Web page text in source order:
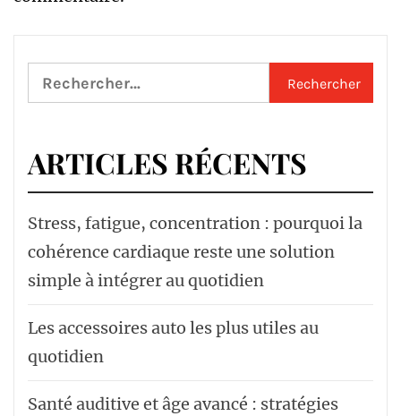
Rechercher :
ARTICLES RÉCENTS
Stress, fatigue, concentration : pourquoi la
cohérence cardiaque reste une solution
simple à intégrer au quotidien
Les accessoires auto les plus utiles au
quotidien
Santé auditive et âge avancé : stratégies